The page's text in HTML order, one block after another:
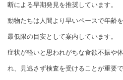
断による早期発見を推奨しています。
動物たちは人間より早いペースで年齢
最低限の目安として案内しています。
症状が軽いと思われがちな食欲不振や
れ、見逃さず検査を受けることが重要で